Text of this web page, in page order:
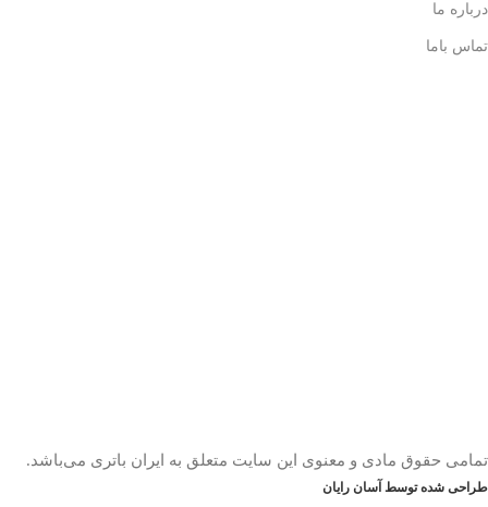
درباره ما
تماس باما
تمامی حقوق مادی و معنوی این سایت متعلق به ایران باتری می‌باشد.
طراحی شده توسط آسان رایان